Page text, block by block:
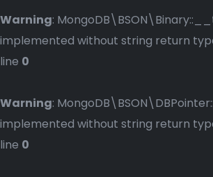
Warning:
implemented without string return
line 0
Warning:
implemented without string return
line 0